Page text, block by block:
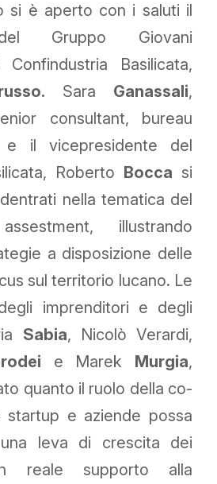
si è aperto con i saluti il
Gruppo Giovani
Basilicata,
Sara Ganassali,
consultant, bureau
e il vicepresidente del
Roberto Bocca si
nella tematica del
illustrando
a disposizione delle
sul territorio lucano. Le
imprenditori e degli
Sabia, Nicolò Verardi,
e Marek Murgia,
quanto il ruolo della co-
startup e aziende possa
una leva di crescita dei
reale supporto alla